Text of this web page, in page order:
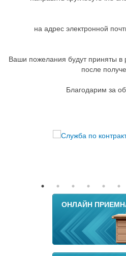
на адрес электронной
Ваши пожелания будут приняты в
после
Благодарим за
ОНЛАЙН